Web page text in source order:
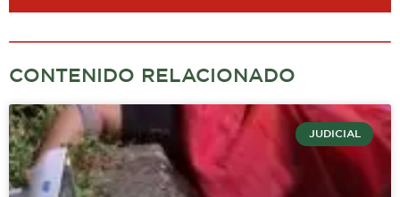
CONTENIDO RELACIONADO
JUDICIAL